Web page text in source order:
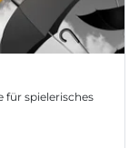
für spielerisches